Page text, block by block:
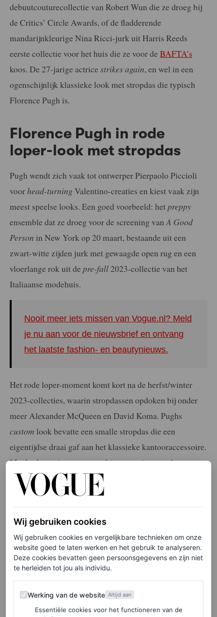
debuutcouturecollectie van Robert Wun die ze droeg bij
de Critics’ Circle Awards, of de fladderende
mandarijnkleurige Nina Ricci-jurk uit Harris Reeds
eerste collectie voor het huis die ze voor de BAFTA’s
koos. De 27-jarige actrice strikes again, en wel in een
ogenschijnlijk klassieke look met stropdas die typisch
Florence Pugh is.
Florence Pugh in rode
loper-look met stropdas
Pugh wendt zich vaak tot ontwerper Pierpaolo Piccioli
voorhead-turning Valentino-creaties en kiest vaak zijn
meest speelse looks. Een goed voorbeeld: het preppy
ensemble dat ze droeg voor de screening van A Good
Person in New York op 20 maart, bestaande uit een
zwart-witte zijden jurk met gewaagde open rug en een
vloerlange rok uit de pre-fall2023-collectie van het
Italiaanse modehuis.
Nooit meer iets missen van Vogue.nl? Meld
je nu aan voor de nieuwsbrief en ontvang
het laatste fashion- en beautynieuws.
Het rode loper-moment komt kort na de herfst/winter
2023-collecties, waarin stropdassen opdoken bij onder
meer Alexander McQueen en David Koma. Pughs
custom look bevatte een smalle stropdas die een
eigentijdse draai gaf aan het klassieke kantooraccessoire.
Mocht de actrice nog meer frisse creaties met dassen
willen dragen, dan is er genoeg keuze in
herfst/winter 2023-collectie voor Valentino met de
toepasselijke naam ‘Black Tie’.
Perfecte muze
“Ik denk altijd aan waar Valentino over ging. Over het
idee van levensstijl, het perfecte leven, succes”, vertelde
Piccioli aan Vogue over zijn recente show. “Ik denk dat
wat ik nu doe meer overgeschakeld is naar het idee van
Wij gebruiken cookies
Wij gebruiken cookies en vergelijkbare technieken om onze
website goed te laten werken en het gebruik te analyseren.
Deze cookies bevatten geen persoonsgegevens en zijn niet
te herleiden tot jou als individu.
Werking van de website
Werking van de website Altijd aan
Essentiële cookies voor het functioneren van de